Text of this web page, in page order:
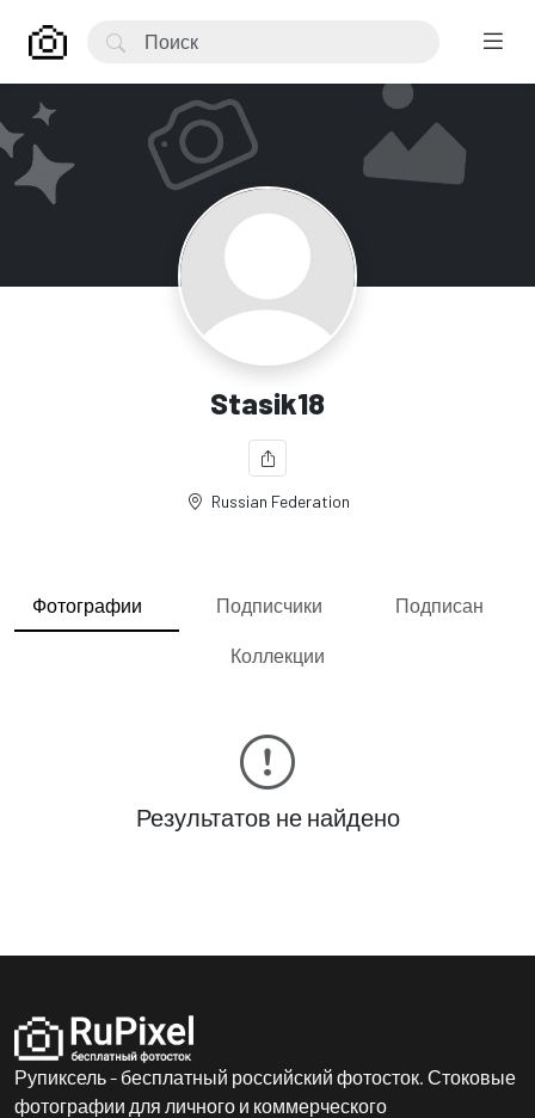
Stasik18
Russian Federation
Фотографии Подписчики Подписан
Коллекции
Результатов не найдено
Рупиксель - бесплатный российский фотосток. Стоковые
фотографии для личного и коммерческого